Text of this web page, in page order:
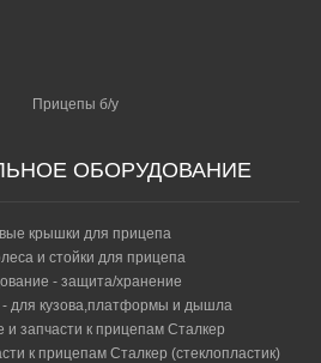
Прицепы б/у
ОБОРУДОВАНИЕ
крышки для прицепа
и стойки для прицепа
- защита/хранение
для кузова,платформы и дышла
и запчасти к прицепам Сталкер
к прицепам Сталкер (стеклопластик)